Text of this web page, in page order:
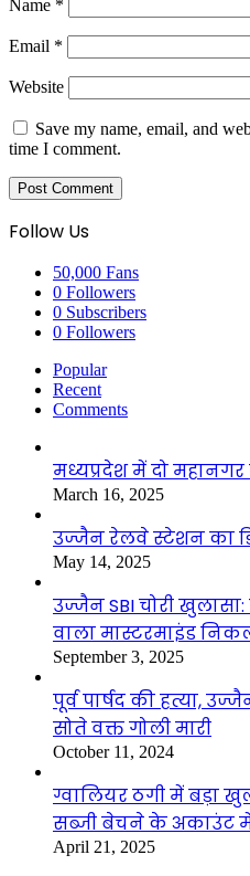
Name *
Email *
Website
Save my name, email, and
time I comment.
Follow Us
50,000 Fans
0 Followers
0 Subscribers
0 Followers
Popular
Recent
Comments
मध्यप्रदेश में दो
March 16, 2025
उज्जैन रेलवे स्टेशन का
May 14, 2025
उज्जैन SBI चोरी
वाला मास्टरमाइंड
September 3, 2025
पूर्व पार्षद की हत्या,
सोते वक्त गोली मारी
October 11, 2024
ग्वालियर ठगी में बड़ा
सब्जी बेचने के अकाउंट
April 21, 2025